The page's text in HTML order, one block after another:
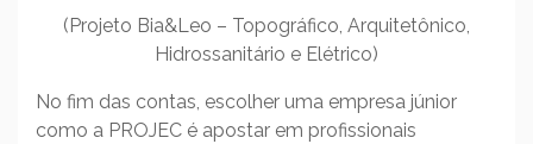
(Projeto Bia&Leo – Topográfico, Arquitetônico,
Hidrossanitário e Elétrico)
No fim das contas, escolher uma empresa júnior
como a PROJEC é apostar em profissionais